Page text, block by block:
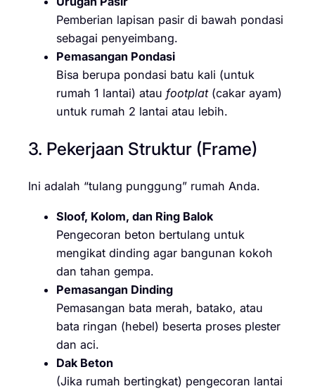
Pemberian lapisan pasir di bawah pondasi
sebagai penyeimbang.
Pemasangan Pondasi
Bisa berupa pondasi batu kali (untuk
rumah 1 lantai) atau footplat(cakar ayam)
untuk rumah 2 lantai atau lebih.
3. Pekerjaan Struktur (Frame)
Ini adalah “tulang punggung” rumah Anda.
Sloof, Kolom, dan Ring Balok
Pengecoran beton bertulang untuk
mengikat dinding agar bangunan kokoh
dan tahan gempa.
Pemasangan Dinding
Pemasangan bata merah, batako, atau
bata ringan (hebel) beserta proses plester
dan aci.
Dak Beton
(Jika rumah bertingkat) pengecoran lantai